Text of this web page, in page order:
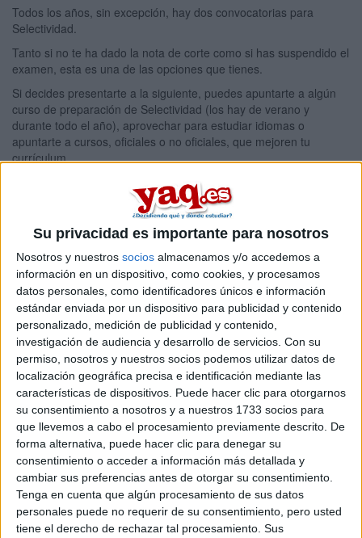
Su privacidad es importante para nosotros
Nosotros y nuestros socios almacenamos y/o accedemos a
información en un dispositivo, como cookies, y procesamos
datos personales, como identificadores únicos e información
estándar enviada por un dispositivo para publicidad y contenido
personalizado, medición de publicidad y contenido,
investigación de audiencia y desarrollo de servicios. Con su
permiso, nosotros y nuestros socios podemos utilizar datos de
localización geográfica precisa e identificación mediante las
características de dispositivos. Puede hacer clic para otorgarnos
su consentimiento a nosotros y a nuestros 1733 socios para
que llevemos a cabo el procesamiento previamente descrito. De
forma alternativa, puede hacer clic para denegar su
consentimiento o acceder a información más detallada y
cambiar sus preferencias antes de otorgar su consentimiento.
Tenga en cuenta que algún procesamiento de sus datos
personales puede no requerir de su consentimiento, pero usted
tiene el derecho de rechazar tal procesamiento. Sus
Todos los años, sin excepción, hay dos convocatorias para
Selectividad.
Tanto si no te ha dado la nota de corte como si has suspendido el
examen, esta es una de las opciones que tienes.
Si decides presentarte a la siguiente, puedes apuntarte a algún
curso de preparación de Selectividad (los hay de verano y
durante todo el año), aprovechar para estudiar idiomas o
apuntarte a cursos, oficiales o no oficiales, que mejoren tu
currículum.
Alternativa 2 - Estudiar un ciclo superior
de Formación Profesional
Otra opción es que te matricules en un Grado Superior de
Formación Profesional relacionado con lo que te gusta, y tratar
de entrar a la universidad por esa vía.
Con tu titulación superior de FP puedes acceder directamente a
la universidad con la nota media que hayas obtenido en el grado
superior, con la ventaja que además vas a poder hacer prácticas
y ganar experiencia, algo que sin duda marcará la diferencia.
Por ejemplo, si te planteas hacer Ingeniería Electrónica, puedes
hacer el FP de Electricidad y Electrónica, o si quieres hacer
Magisterio, hacer el FP de Educación Infantil.
Alternativa 3 - Entrar a tu carrera a
través de otra
Si has aprobado pero tu nota de corte no te alcanza puedes
tratar de entrar a través de una carrera que tenga menos
solicitudes (y nota de corte más baja) y después cambiarte
convalidando los créditos necesarios.